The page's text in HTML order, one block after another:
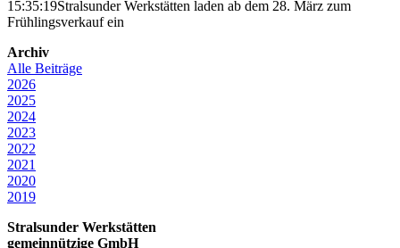
15:35:19Stralsunder Werkstätten laden ab dem 28. März zum
Frühlingsverkauf ein
Archiv
Alle Beiträge
2026
2025
2024
2023
2022
2021
2020
2019
Stralsunder Werkstätten
gemeinnützige GmbH